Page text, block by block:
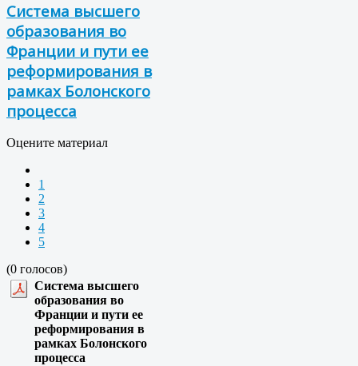
Система высшего
образования во
Франции и пути еe
реформирования в
рамках Болонского
процесса
Оцените материал
1
2
3
4
5
(0 голосов)
Система высшего
образования во
Франции и пути еe
реформирования в
рамках Болонского
процесса